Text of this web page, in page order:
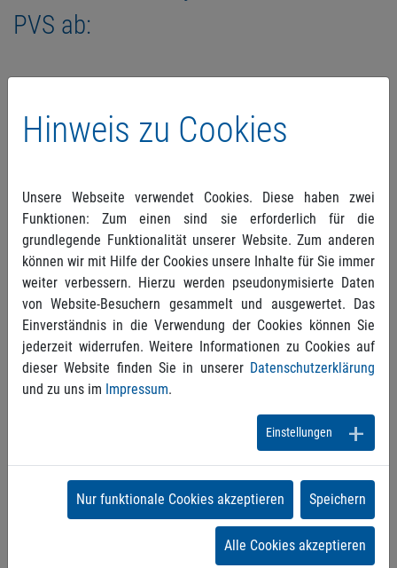
PVS ab:
der Abrechnungsvereinbarung zur
Abrechnung von Hybrid DRG gem. §115f SGB V
Auslieferungder Zugangsdaten zum PVS-Kundenportal
Erfassung der Patientendaten und Leistungserstellung
über den implementierten DRG Grouper
der Hybrid-DRG-Leistung und
Hinweis zu Cookies
Unsere Webseite verwendet Cookies. Diese haben zwei
Funktionen: Zum einen sind sie erforderlich für die
grundlegende Funktionalität unserer Website. Zum anderen
können wir mit Hilfe der Cookies unsere Inhalte für Sie immer
weiter verbessern. Hierzu werden pseudonymisierte Daten
von Website-Besuchern gesammelt und ausgewertet. Das
Einverständnis in die Verwendung der Cookies können Sie
jederzeit widerrufen. Weitere Informationen zu Cookies auf
dieser Website finden Sie in unserer Datenschutzerklärung
und zu uns im Impressum.
Einstellungen
Nur funktionale Cookies akzeptieren Speichern
Alle Cookies akzeptieren